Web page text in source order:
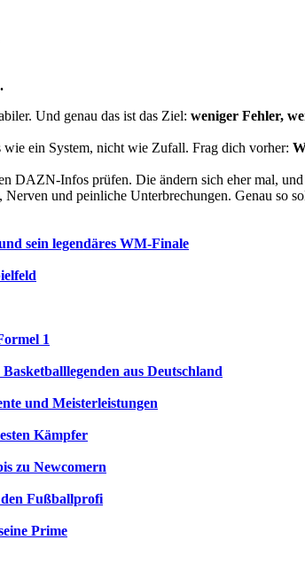
Und genau das ist das Ziel: weniger Fehler,
ein System, nicht wie Zufall. Frag dich vorher:
DAZN-Infos prüfen. Die ändern sich eher mal,
und peinliche Unterbrechungen. Genau so
sein legendäres WM-Finale
1
aus Deutschland
und Meisterleistungen
Kämpfer
zu Newcomern
Fußballprofi
Prime